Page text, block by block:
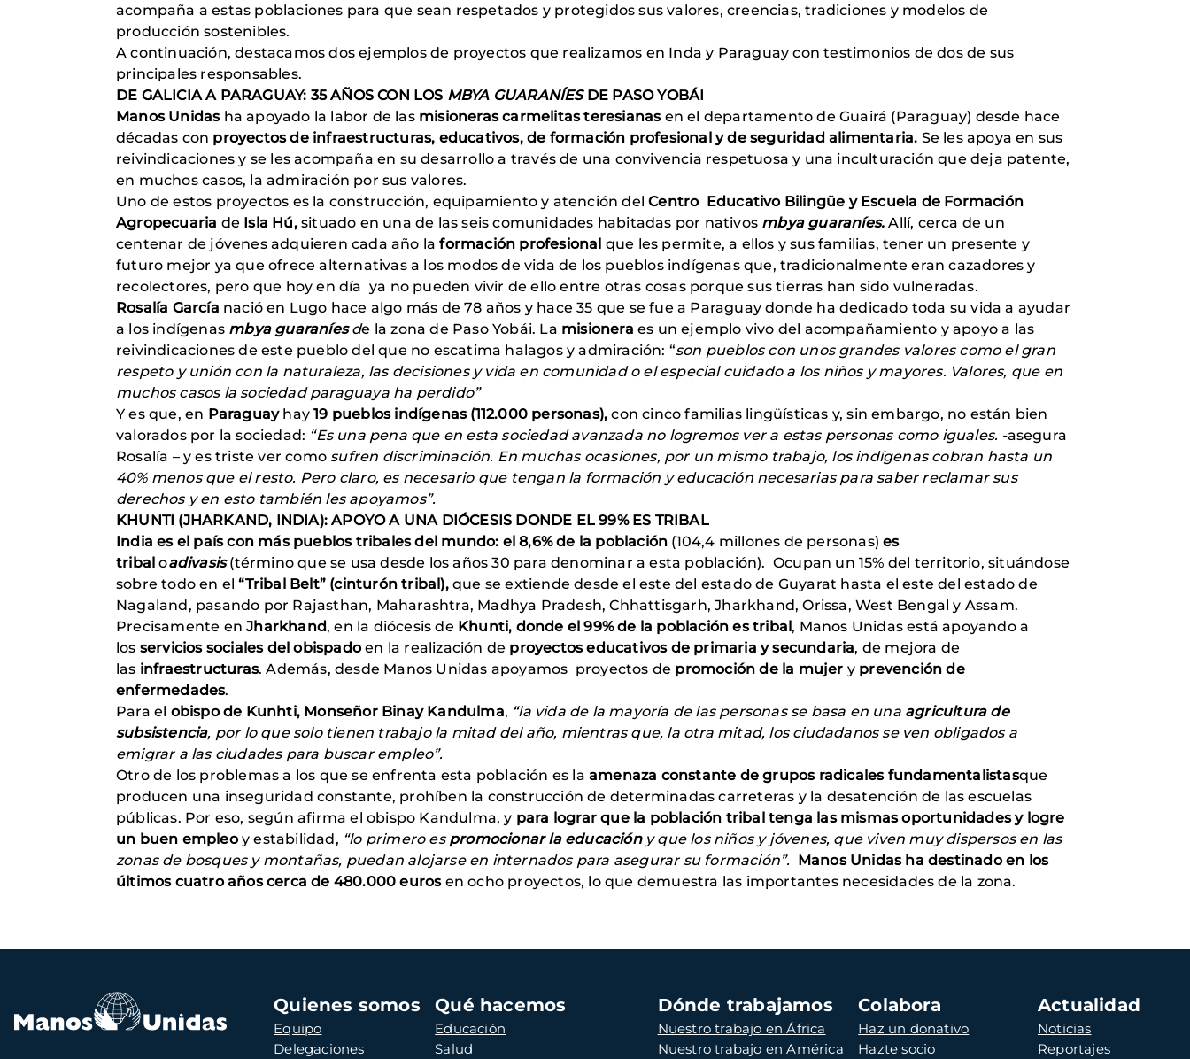
acompaña a estas poblaciones para que sean respetados y protegidos sus valores, creencias, tradiciones y modelos de
producción sostenibles.
A continuación, destacamos dos ejemplos de proyectos que realizamos en Inda y Paraguay con testimonios de dos de sus
principales responsables.
DE GALICIA A PARAGUAY: 35 AÑOS CON LOS MBYA GUARANÍESDE PASO YOBÁI
Manos Unidasha apoyado la labor de las misioneras carmelitas teresianasen el departamento de Guairá (Paraguay) desde hace
décadas con proyectos de infraestructuras, educativos, de formación profesional y de seguridad alimentaria. Se les apoya en sus
reivindicaciones y se les acompaña en su desarrollo a través de una convivencia respetuosa y una inculturación que deja patente,
en muchos casos, la admiración por sus valores.
Uno de estos proyectos es la construcción, equipamiento y atención del Centro Educativo Bilingüe y Escuela de Formación
Agropecuaria de Isla Hú,situado en una de las seis comunidades habitadas por nativos mbya guaraníes. Allí, cerca de un
centenar de jóvenes adquieren cada año laformación profesional que les permite, a ellos y sus familias, tener un presente y
futuro mejor ya que ofrece alternativas a los modos de vida de los pueblos indígenas que, tradicionalmente eran cazadores y
recolectores, pero que hoy en día ya no pueden vivir de ello entre otras cosas porque sus tierras han sido vulneradas.
Rosalía García nació en Lugo hace algo más de 78 años y hace 35 que se fue a Paraguay donde ha dedicado toda su vida a ayudar
a los indígenas mbya guaraníesde la zona de Paso Yobái. La misioneraes un ejemplo vivo del acompañamiento y apoyo a las
reivindicaciones de este pueblo del que no escatima halagos y admiración: “son pueblos con unos grandes valores como el gran
respeto y unión con la naturaleza, las decisiones y vida en comunidad o el especial cuidado a los niños y mayores. Valores, que en
muchos casos la sociedad paraguaya ha perdido”
Y es que, en Paraguay hay 19 pueblos indígenas (112.000 personas),con cinco familias lingüísticas y, sin embargo, no están bien
valorados por la sociedad: “Es una pena que en esta sociedad avanzada no logremos ver a estas personas como iguales. -asegura
Rosalía – y es triste ver como sufren discriminación. En muchas ocasiones, por un mismo trabajo, los indígenas cobran hasta un
40% menos que el resto. Pero claro, es necesario que tengan la formación y educación necesarias para saber reclamar sus
derechos y en esto también les apoyamos”.
KHUNTI (JHARKAND, INDIA): APOYO A UNA DIÓCESIS DONDE EL 99% ES TRIBAL
India es el país con más pueblos tribales del mundo: el 8,6% de la población (104,4 millones de personas)es
tribaloadivasis(término que se usa desde los años 30 para denominar a esta población). Ocupan un 15% del territorio, situándose
sobre todo en el“Tribal Belt” (cinturón tribal),que se extiende desde el este del estado de Guyarat hasta el este del estado de
Nagaland, pasando por Rajasthan, Maharashtra, Madhya Pradesh, Chhattisgarh, Jharkhand, Orissa, West Bengal y Assam.
Precisamente enJharkhand, en la diócesis de Khunti, donde el 99% de la población es tribal, Manos Unidas está apoyando a
los servicios sociales del obispadoen la realización de proyectos educativos de primaria y secundaria, de mejora de
las infraestructuras. Además, desde Manos Unidas apoyamos proyectos de promoción de la mujer y prevención de
enfermedades.
Para el obispo de Kunhti, Monseñor Binay Kandulma, “la vida de la mayoría de las personas se basa en una agricultura de
subsistencia, por lo que solo tienen trabajo la mitad del año, mientras que, la otra mitad, los ciudadanos se ven obligados a
emigrar a las ciudades para buscar empleo”.
Otro de los problemas a los que se enfrenta esta población es la amenaza constante de grupos radicales fundamentalistasque
producen una inseguridad constante, prohíben la construcción de determinadas carreteras y la desatención de las escuelas
públicas. Por eso, según afirma el obispo Kandulma, y para lograr que la población tribal tenga las mismas oportunidades y logre
un buen empleoy estabilidad, “lo primero es promocionar la educacióny que los niños y jóvenes, que viven muy dispersos en las
zonas de bosques y montañas, puedan alojarse en internados para asegurar su formación”. Manos Unidas ha destinado en los
últimos cuatro años cerca de 480.000 euros en ocho proyectos, lo que demuestra las importantes necesidades de la zona.
Navegación
principal
Quienes somos
Equipo
Delegaciones
Qué hacemos
Educación
Salud
Dónde trabajamos
Nuestro trabajo en África
Nuestro trabajo en América
Colabora
Haz un donativo
Hazte socio
Actualidad
Noticias
Reportajes